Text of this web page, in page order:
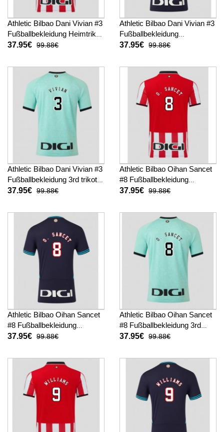
Athletic Bilbao Dani Vivian #3
Fußballbekleidung Heimtrikot
2025-26 Kurzarm
37.95€ 99.88€
Athletic Bilbao Dani Vivian #3
Fußballbekleidung
Auswärtstrikot 2025-26
37.95€ 99.88€
Athletic Bilbao Dani Vivian #3
Fußballbekleidung 3rd trikot
2025-26 Kurzarm
37.95€ 99.88€
Athletic Bilbao Oihan Sancet
#8 Fußballbekleidung
Heimtrikot 2025-26 Kurzarm
37.95€ 99.88€
Athletic Bilbao Oihan Sancet
#8 Fußballbekleidung
Auswärtstrikot 2025-26
37.95€ 99.88€
Athletic Bilbao Oihan Sancet
#8 Fußballbekleidung 3rd
trikot 2025-26 Kurzarm
37.95€ 99.88€